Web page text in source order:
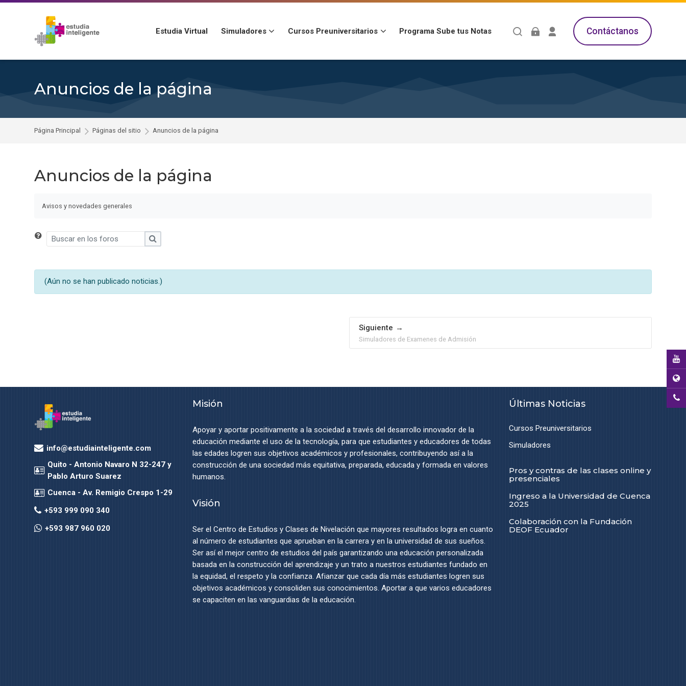
Skip to navigation
Skip to search form
Skip to login form
Salta al contenido principal
Skip to footer
Estudia Virtual Simuladores Cursos Preuniversitarios Programa Sube tus Notas Contáctanos
Anuncios de la página
Página Principal Páginas del sitio Anuncios de la página
Anuncios de la página
Avisos y novedades generales
Buscar en los foros Buscar en los foros
(Aún no se han publicado noticias.)
Siguiente
Simuladores de Examenes de Admisión
info@estudiainteligente.com
Quito - Antonio Navaro N 32-247 y
Pablo Arturo Suarez
Cuenca - Av. Remigio Crespo 1-29
+593 999 090 340
+593 987 960 020
Misión
Apoyar y aportar positivamente a la sociedad a través del desarrollo innovador de la
educación mediante el uso de la tecnología, para que estudiantes y educadores de todas
las edades logren sus objetivos académicos y profesionales, contribuyendo así a la
construcción de una sociedad más equitativa, preparada, educada y formada en valores
humanos.
Visión
Ser el Centro de Estudios y Clases de Nivelación que mayores resultados logra en cuanto
al número de estudiantes que aprueban en la carrera y en la universidad de sus sueños.
Ser así el mejor centro de estudios del país garantizando una educación personalizada
basada en la construcción del aprendizaje y un trato a nuestros estudiantes fundado en
la equidad, el respeto y la confianza. Afianzar que cada día más estudiantes logren sus
objetivos académicos y consoliden sus conocimientos. Aportar a que varios educadores
se capaciten en las vanguardias de la educación.
Últimas Noticias
Cursos Preuniversitarios
Simuladores
Pros y contras de las clases online y
presenciales
Ingreso a la Universidad de Cuenca
2025
Colaboración con la Fundación
DEOF Ecuador